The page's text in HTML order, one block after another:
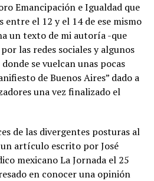
Emancipación e Igualdad que
entre el 12 y el 14 de ese mismo
un texto de mi autoría -que
las redes sociales y algunos
se vuelcan unas pocas
de Buenos Aires” dado a
una vez finalizado el
de las divergentes posturas al
artículo escrito por José
mexicano La Jornada el 25
en conocer una opinión